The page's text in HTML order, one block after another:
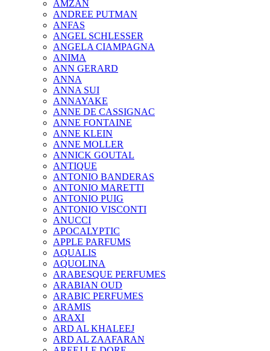
AMZAN
ANDREE PUTMAN
ANFAS
ANGEL SCHLESSER
ANGELA CIAMPAGNA
ANIMA
ANN GERARD
ANNA
ANNA SUI
ANNAYAKE
ANNE DE CASSIGNAC
ANNE FONTAINE
ANNE KLEIN
ANNE MOLLER
ANNICK GOUTAL
ANTIQUE
ANTONIO BANDERAS
ANTONIO MARETTI
ANTONIO PUIG
ANTONIO VISCONTI
ANUCCI
APOCALYPTIC
APPLE PARFUMS
AQUALIS
AQUOLINA
ARABESQUE PERFUMES
ARABIAN OUD
ARABIC PERFUMES
ARAMIS
ARAXI
ARD AL KHALEEJ
ARD AL ZAAFARAN